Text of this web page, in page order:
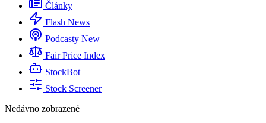
Články
Flash News
Podcasty New
Fair Price Index
StockBot
Stock Screener
Nedávno zobrazené